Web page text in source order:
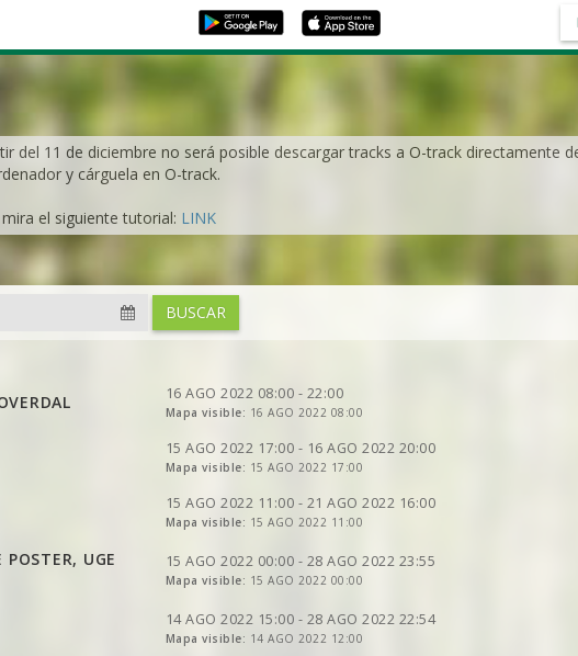
del 11 de diciembre no será posible descargar tracks a O-track directamente
y cárguela en O-track.
el siguiente tutorial: LINK
BUSCAR
16 AGO 2022 08:00 - 22:00
Mapa visible: 16 AGO 2022 08:00
2DRERUN
2DRERUN
2DRERUN
2DRERUN
15 AGO 2022 17:00 - 16 AGO 2022 20:00
Mapa visible: 15 AGO 2022 17:00
2DRERUN
VER
2DRERUN
2DRERUN
2DRERUN
15 AGO 2022 11:00 - 21 AGO 2022 16:00
Mapa visible: 15 AGO 2022 11:00
2DRERUN
2DRERUN
2DRERUN
2DRERUN
UGE
15 AGO 2022 00:00 - 28 AGO 2022 23:55
Mapa visible: 15 AGO 2022 00:00
2DRERUN
VER
2DRERUN
2DRERUN
14 AGO 2022 15:00 - 28 AGO 2022 22:54
Mapa visible: 14 AGO 2022 12:00
VER
2DRERUN
2DRERUN
2DRERUN
2DRERUN
2DRERUN
VER
2DRERUN
2DRERUN
2DRERUN
2DRERUN
VER
2DRERUN
2DRERUN
2DRERUN
2DRERUN